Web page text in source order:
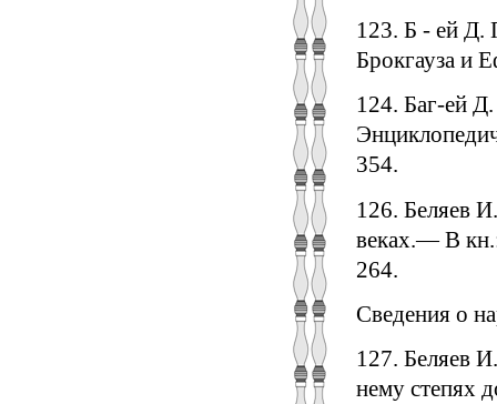
123. Б - ей Д.
Брокгауза и
124. Баг-ей
354.
126. Беляев
веках.— В
264.
Сведения о
127. Беляев
нему степях